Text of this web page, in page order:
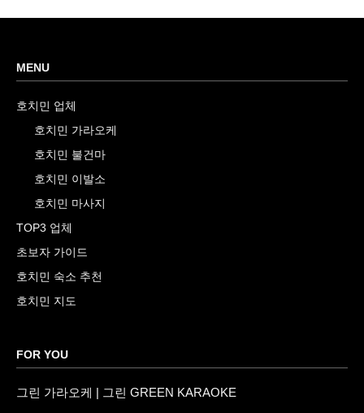
MENU
호치민 업체
호치민 가라오케
호치민 불건마
호치민 이발소
호치민 마사지
TOP3 업체
초보자 가이드
호치민 숙소 추천
호치민 지도
FOR YOU
그린 가라오케 | 그린 GREEN KARAOKE